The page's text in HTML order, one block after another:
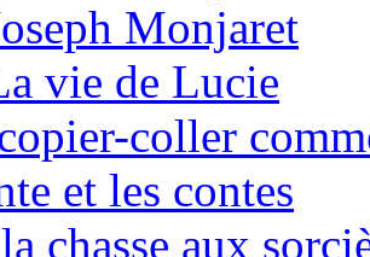
Monjaret
vie de Lucie
coller
et les contes
chasse aux